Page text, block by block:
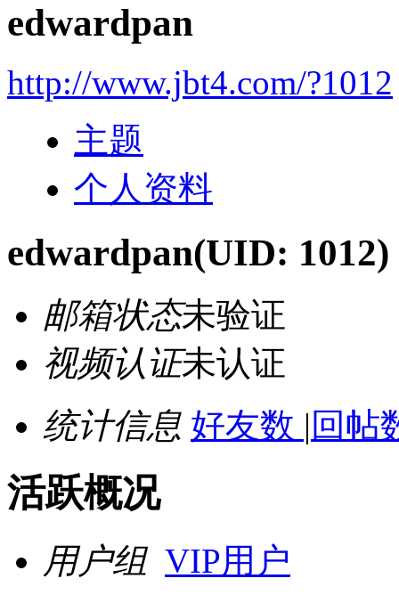
edwardpan
http://www.jbt4.com/?1012
主题
个人资料
edwardpan(UID: 1012)
邮箱状态未验证
视频认证未认证
统计信息 好友数 | 回帖
活跃概况
用户组 VIP用户